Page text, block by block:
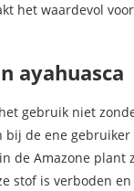
het waardevol
ayahuasca
gebruik niet
bij de ene
de Amazone plant
stof is verboden